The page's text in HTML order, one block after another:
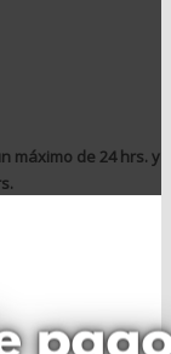
máximo de 24 hrs. y